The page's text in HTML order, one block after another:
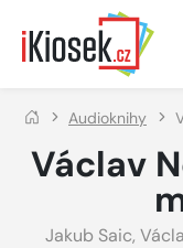
Přejít na hlavní obsah
Audioknihy
Václav
Jakub Saic,